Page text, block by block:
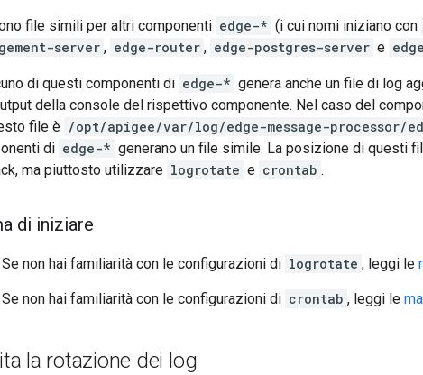
file simili per altri componenti edge-* (i cui nomi iniziano con
server , edge-router , edge-postgres-server e
di questi componenti di edge-* genera anche un file di log
della console del rispettivo componente. Nel caso del
file è /opt/apigee/var/log/edge-message-processor/
di edge-* generano un file simile. La posizione di questi
ma piuttosto utilizzare logrotate e crontab .
di iniziare
Se non hai familiarità con le configurazioni di logrotate , leggi le
Se non hai familiarità con le configurazioni di crontab , leggi le
la rotazione dei log